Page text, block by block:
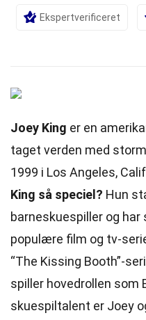
Ekspertverificeret
Joey King er en
taget verden med
1999 i Los Angeles,
King så speciel? Hun
barneskuespiller og har
populære film og tv-
“The Kissing Booth”-
spiller hovedrollen som
skuespiltalent er Joey